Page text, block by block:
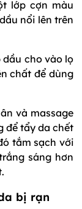
lớp cợn màu
nổi lên trên
cho vào lọ
chất để dùng
và massage
để tẩy da chết
tắm sạch với
sáng hơn
bị rạn